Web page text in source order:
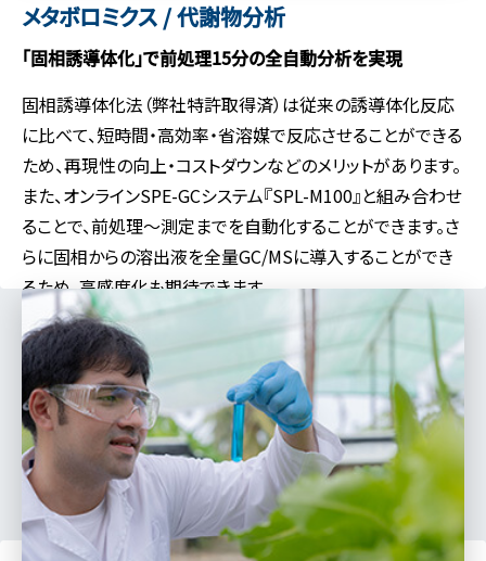
メタボロミクス / 代謝物分析
「固相誘導体化」で前処理15分の全自動分析を実現
固相誘導体化法（弊社特許取得済）は従来の誘導体化反応
に比べて、短時間・高効率・省溶媒で反応させることができる
ため、再現性の向上・コストダウンなどのメリットがあります。
また、オンラインSPE-GCシステム『SPL-M100』と組み合わせ
ることで、前処理～測定までを自動化することができます。さ
らに固相からの溶出液を全量GC/MSに導入することができ
るため、高感度化も期待できます。
対応分野
食品
製薬 バイオ